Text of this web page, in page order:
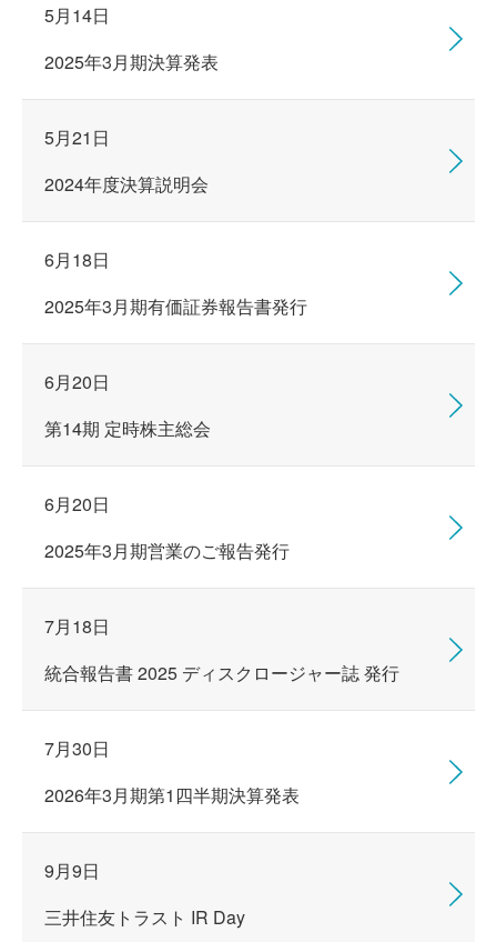
5月14日
2025年3月期決算発表
5月21日
2024年度決算説明会
6月18日
2025年3月期有価証券報告書発行
6月20日
第14期 定時株主総会
6月20日
2025年3月期営業のご報告発行
7月18日
統合報告書 2025 ディスクロージャー誌 発行
7月30日
2026年3月期第1四半期決算発表
9月9日
三井住友トラスト IR Day